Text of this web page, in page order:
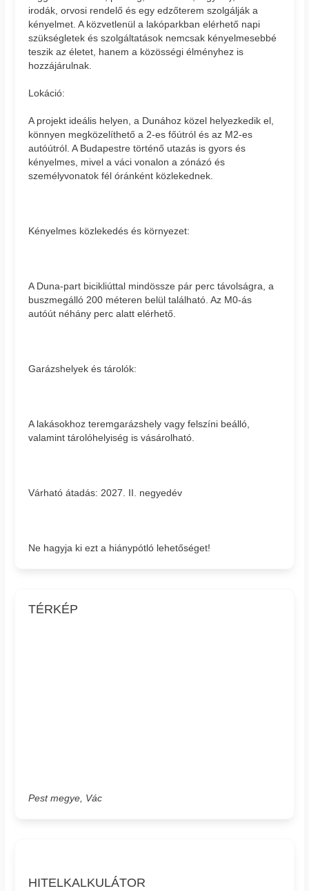
irodák, orvosi rendelő és egy edzőterem szolgálják a
kényelmet. A közvetlenül a lakóparkban elérhető napi
szükségletek és szolgáltatások nemcsak kényelmesebbé
teszik az életet, hanem a közösségi élményhez is
hozzájárulnak.
Lokáció:
A projekt ideális helyen, a Dunához közel helyezkedik el,
könnyen megközelíthető a 2-es főútról és az M2-es
autóútról. A Budapestre történő utazás is gyors és
kényelmes, mivel a váci vonalon a zónázó és
személyvonatok fél óránként közlekednek.
Kényelmes közlekedés és környezet:
A Duna-part bicikliúttal mindössze pár perc távolságra, a
buszmegálló 200 méteren belül található. Az M0-ás
autóút néhány perc alatt elérhető.
Garázshelyek és tárolók:
A lakásokhoz teremgarázshely vagy felszíni beálló,
valamint tárolóhelyiség is vásárolható.
Várható átadás: 2027. II. negyedév
Ne hagyja ki ezt a hiánypótló lehetőséget!
TÉRKÉP
Pest megye, Vác
HITELKALKULÁTOR